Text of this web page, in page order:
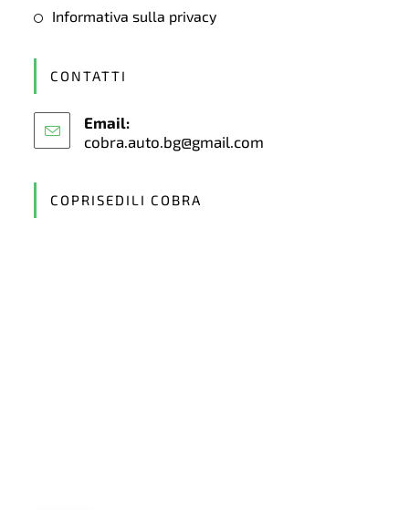
Informativa sulla privacy
CONTATTI
Email:
cobra.auto.bg@gmail.com
COPRISEDILI COBRA